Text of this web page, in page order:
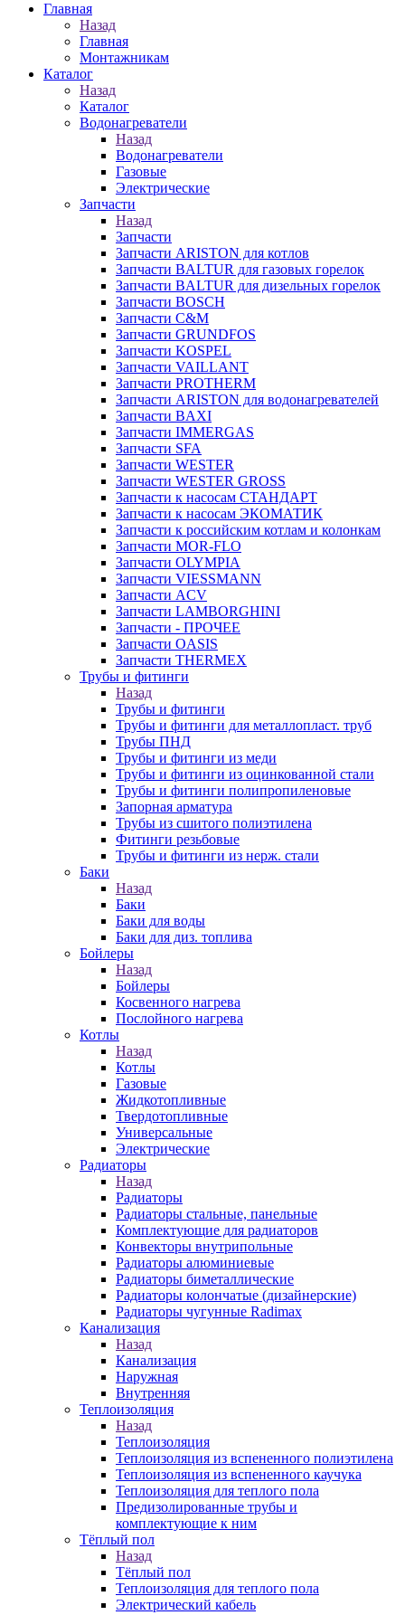
Главная
Назад
Главная
Монтажникам
Каталог
Назад
Каталог
Водонагреватели
Назад
Водонагреватели
Газовые
Электрические
Запчасти
Назад
Запчасти
Запчасти ARISTON для котлов
Запчасти BALTUR для газовых горелок
Запчасти BALTUR для дизельных горелок
Запчасти BOSCH
Запчасти C&M
Запчасти GRUNDFOS
Запчасти KOSPEL
Запчасти VAILLANT
Запчасти PROTHERM
Запчасти ARISTON для водонагревателей
Запчасти BAXI
Запчасти IMMERGAS
Запчасти SFA
Запчасти WESTER
Запчасти WESTER GROSS
Запчасти к насосам СТАНДАРТ
Запчасти к насосам ЭКОМАТИК
Запчасти к российским котлам и колонкам
Запчасти MOR-FLO
Запчасти OLYMPIA
Запчасти VIESSMANN
Запчасти ACV
Запчасти LAMBORGHINI
Запчасти - ПРОЧЕЕ
Запчасти OASIS
Запчасти THERMEX
Трубы и фитинги
Назад
Трубы и фитинги
Трубы и фитинги для металлопласт. труб
Трубы ПНД
Трубы и фитинги из меди
Трубы и фитинги из оцинкованной стали
Трубы и фитинги полипропиленовые
Запорная арматура
Трубы из сшитого полиэтилена
Фитинги резьбовые
Трубы и фитинги из нерж. стали
Баки
Назад
Баки
Баки для воды
Баки для диз. топлива
Бойлеры
Назад
Бойлеры
Косвенного нагрева
Послойного нагрева
Котлы
Назад
Котлы
Газовые
Жидкотопливные
Твердотопливные
Универсальные
Электрические
Радиаторы
Назад
Радиаторы
Радиаторы стальные, панельные
Комплектующие для радиаторов
Конвекторы внутрипольные
Радиаторы алюминиевые
Радиаторы биметаллические
Радиаторы колончатые (дизайнерские)
Радиаторы чугунные Radimax
Канализация
Назад
Канализация
Наружная
Внутренняя
Теплоизоляция
Назад
Теплоизоляция
Теплоизоляция из вспененного полиэтилена
Теплоизоляция из вспененного каучука
Теплоизоляция для теплого пола
Предизолированные трубы и
комплектующие к ним
Тёплый пол
Назад
Тёплый пол
Теплоизоляция для теплого пола
Электрический кабель